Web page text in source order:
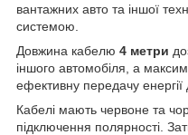
вантажних авто та іншої
системою.
Довжина кабелю 4 метри
іншого автомобіля, а
ефективну передачу енергії
Кабелі мають червоне та
підключення полярності.